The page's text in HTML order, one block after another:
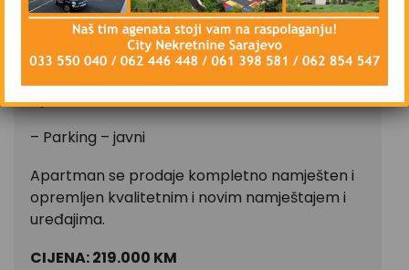
– Priključke telefona, kablovske televizije i
interneta
cijenu)
– Parking – javni
Apartman se prodaje kompletno namješten i
opremljen kvalitetnim i novim namještajem i
uređajima.
CIJENA: 219.000 KM